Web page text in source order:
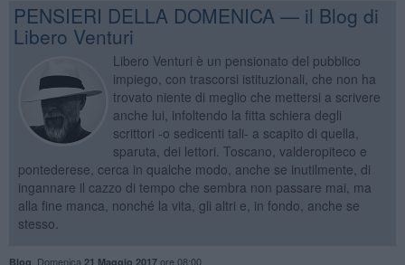
PENSIERI DELLA DOMENICA — il Blog di
Libero Venturi
Libero Venturi è un pensionato del pubblico
impiego, con trascorsi istituzionali, che non ha
trovato niente di meglio che mettersi a scrivere
anche lui, infoltendo la fitta schiera degli
scrittori -o sedicenti tali- a scapito di quella,
sparuta, dei lettori. Toscano, valderopiteco e
pontederese, cerca in qualche modo, anche se inutilmente, di
ingannare il cazzo di tempo che sembra non passare mai, ma
alla fine manca, nonché la vita, gli altri e, in fondo, anche se
stesso.
Blog Domenica 21 Maggio 2017ore 08:00